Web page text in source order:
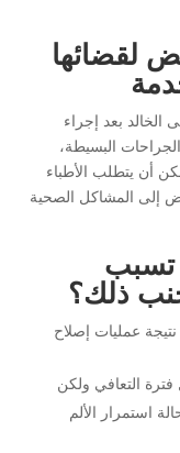
لقضائها
الخالد بعد إجراء
البسيطة،
أن يتطلب الأطباء
إلى المشاكل الصحية
تسبب
ذلك؟
عمليات إصلاح
التعافي ولكن
استمرار الألم